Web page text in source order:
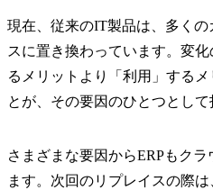
現在、従来のIT製品は、多く
スに置き換わっています。変
るメリットより「利用」する
とが、その要因のひとつとして
さまざまな要因からERPもク
ます。次回のリプレイスの際